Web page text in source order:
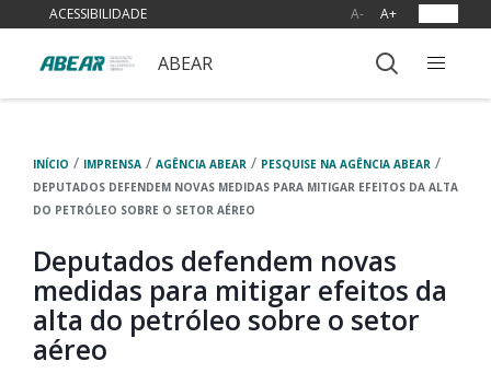
ACESSIBILIDADE A- A+
ABEAR
INÍCIO / IMPRENSA / AGÊNCIA ABEAR / PESQUISE NA AGÊNCIA ABEAR /
DEPUTADOS DEFENDEM NOVAS MEDIDAS PARA MITIGAR EFEITOS DA ALTA
DO PETRÓLEO SOBRE O SETOR AÉREO
Deputados defendem novas
medidas para mitigar efeitos da
alta do petróleo sobre o setor
aéreo